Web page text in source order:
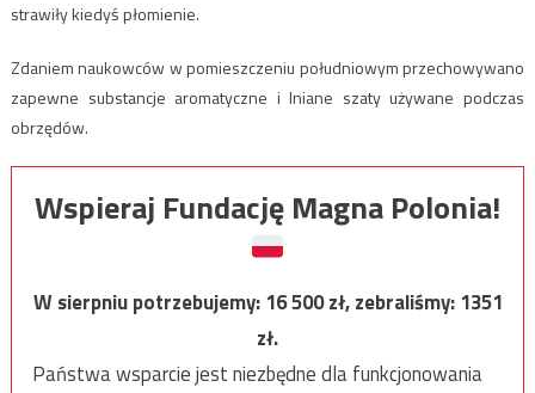
strawiły kiedyś płomienie.
Zdaniem naukowców w pomieszczeniu południowym przechowywano
zapewne substancje aromatyczne i lniane szaty używane podczas
obrzędów.
Wspieraj Fundację Magna Polonia!
W sierpniu potrzebujemy:16 500zł, zebraliśmy:1351
zł.
Państwa wsparcie jest niezbędne dla funkcjonowania